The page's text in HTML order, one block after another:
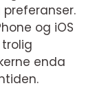
og iOS
enda